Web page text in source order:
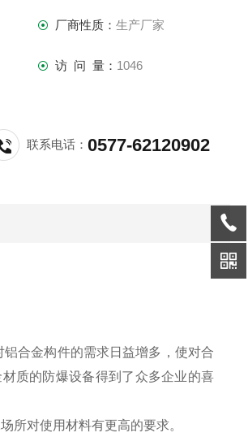
厂商性质： 生产厂家
访 问 量： 1046
联系电话：0577-62120902
合金构件的需求日益增多，使对合
质的防爆设备得到了众多企业的喜
所对使用材料有更高的要求。